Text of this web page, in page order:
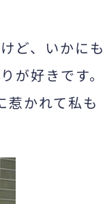
ど、いかにも
が好きです。
惹かれて私も